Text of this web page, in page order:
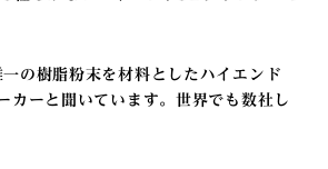
の樹脂粉末を材料としたハイエンド
カーと聞いています。世界でも数社し